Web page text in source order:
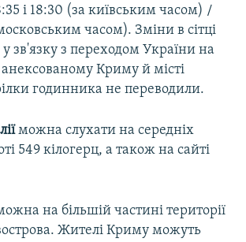
і 18:30 (за київським часом) /
часом). Зміни в сітці
у зв'язку з переходом України на
Криму й місті
годинника не переводили.
можна слухати на середніх
549 кілогерц, а також на сайті
на більшій частині території
Жителі Криму можуть